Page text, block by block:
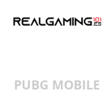
PUBG MOBILE